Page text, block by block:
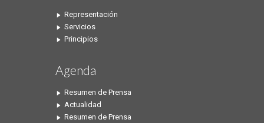
Representación
Servicios
Principios
Agenda
Resumen de Prensa
Actualidad
Resumen de Prensa